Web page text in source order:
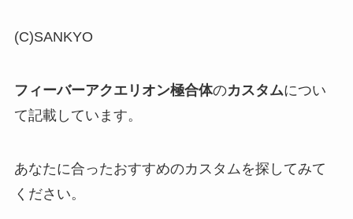
(C)SANKYO
フィーバーアクエリオン極合体のカスタムについ
て記載しています。
あなたに合ったおすすめのカスタムを探してみて
ください。